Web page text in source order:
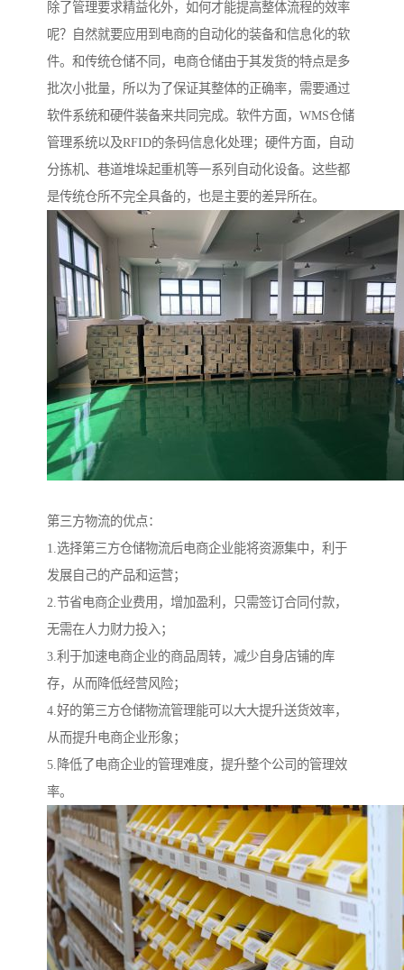
除了管理要求精益化外，如何才能提高整体流程的效率
呢？自然就要应用到电商的自动化的装备和信息化的软
件。和传统仓储不同，电商仓储由于其发货的特点是多
批次小批量，所以为了保证其整体的正确率，需要通过
软件系统和硬件装备来共同完成。软件方面，WMS仓储
管理系统以及RFID的条码信息化处理；硬件方面，自动
分拣机、巷道堆垛起重机等一系列自动化设备。这些都
是传统仓所不完全具备的，也是主要的差异所在。
第三方物流的优点：
1.选择第三方仓储物流后电商企业能将资源集中，利于
发展自己的产品和运营；
2.节省电商企业费用，增加盈利，只需签订合同付款，
无需在人力财力投入；
3.利于加速电商企业的商品周转，减少自身店铺的库
存，从而降低经营风险；
4.好的第三方仓储物流管理能可以大大提升送货效率，
从而提升电商企业形象；
5.降低了电商企业的管理难度，提升整个公司的管理效
率。